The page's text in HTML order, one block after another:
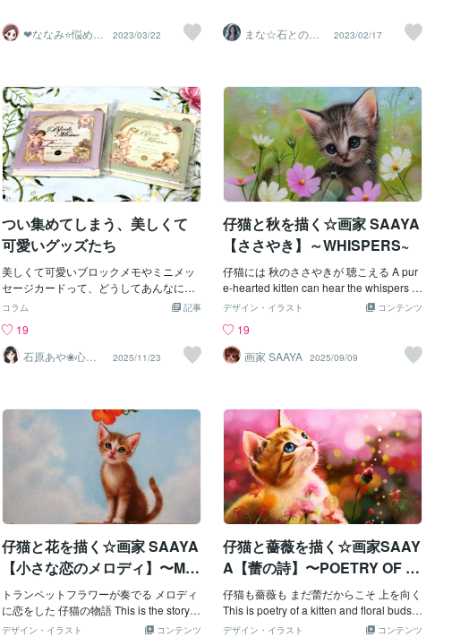
始まった 娘ちゃんについて ブログに書き
たいと 思います😌 よろしくお願いいたし
った娘ちゃん😁 ママ “おへそまでない
なぃ～して😊” と言うとおへそまで スボ
ンをあげられるように なりましたが👏 後
ろを向くと “オムツ丸見え😆”です❤ かわ
いい✨😁✨娘ちゃん ママ大好きな娘ちゃ
ん😍 ご飯🍙の準備をしていると ズボン👖
を脱ぎだします😖 最近、暖かくなってき
たので いいのですが 風邪を引かないかマ
マは心配です😣 準備に時間がかかってし
まう時は “オムツ”まで脱いでしまいます
😲 一緒に遊び始めると スボン👖をはいて
くれるので ママにかまって欲しくて やっ
ているみたいです😓 困った娘ちゃんです
が😤 かわいくてたまりません💕 だいぶ暖
かくなってきて たくさんのお花🌸や たく
さんの緑🌿が出てきて 気持ちがいいです
ね✨ ⬆️公園に咲いていました 気分転
換に少しお散歩して みませんか？ 綺麗な
m ななみ❤️
❤ななみ⭐悩める
あなたの1番の味
2023/03/22
あと少しでお花が咲きそうです(*^^*)どう
やら紫と白のようですね♡なのでクロッ
癒す色で、ヒーリング効果がアップする
とか♡そして紫。対人関係に良く、南側
に植えたり、お花を飾ると良いそうです
✨たまたま我が家では南側に植えていま
したが、まさか植える場所も良いとは思
っていませんでした( ´艸｀)早く開花が楽
しみです✨┈┈┈┈┈┈┈ ❁ ❁ ❁ ┈┈┈
┈┈┈┈┈紫といえば、こちらのアチュ
ーメントメニューにも共通✨シルバーバ
イオレットフレイムはこんなエネルギー♥
💮イライラや不安、ネガティブな感情の
浄化💮オーラやチャクラの浄化にも💮一
日の終わり、寝る前に♡私もかなり多用
していますが、使った後はスッキリする
のか、リラックスもできます♡┈┈┈┈
┈┈┈ ❁ ❁ ❁ ┈┈┈┈┈┈┈┈お花好き
さんにはこちらがおススメ♡フェアリー
ブルームヒーリングはこんなエネルギー♥
アロマやハーブのスピリチュアル的な活
用法が知りたい妖精と繋がり、あなただ
けのシンボルフラワーをもらう事ができ
ますよ✨ハーブやアロマオイルを、スピ
リチュアル的に活用するマニュアルもプ
レゼント♡┈┈┈┈┈┈┈ ❁ ❁ ❁ ┈┈┈
┈┈┈┈┈アチューメントって何？どう
すればいいの？と
まな☆石との絆
を整える占い師
2023/02/17
つい集めてしまう、美しくて
可愛いグッズたち
美しくて可愛いブロックメモやミニメッ
セージカードって、どうしてあんなに心
をくすぐるのでしょう✨ 100円ショップ
しまう“ときめきアイテム”です。 最近の
お気に入りは、アンティーク調の可愛い
天使が描かれたブロックメモ（画像
分が上がります。 誰かに渡すと、「可愛
い～♪」と喜ばれることも。 そしてもう
ひとつは、花のミニメッセージカード。
名刺サイズでも存在感があって、プレゼ
ントに添えると、ちょっぴり特別感を演
出してくれます。 自分の部屋に飾っても
よし、誰かへのメッセージに添えてもよ
し。 こういうものって、見ているだけで
心に彩りを与えてくれますよね💖
記事
コラム
19
石原あや❀心に
寄り添う時間
2025/11/23
仔猫と秋を描く☆画家 SAAYA
【ささやき】～WHISPERS~
仔猫には 秋のささやきが 聴こえる A pur
e-hearted kitten can hear the whispers of
flowers.作品画像【ささやき】はコンテン
contents_market/pictures/cmej1i96k00le
6q0hku5pf6ym◎猫好きな女流画家への
猫作品の御依頼は
コンテンツ
デザイン・イラスト
19
画家 SAAYA 2025/09/09
仔猫と花を描く☆画家 SAAYA
【小さな恋のメロディ】〜ME
LODY〜
トランペットフラワーが奏でる メロディ
に恋をした 仔猫の物語 This is the story of
a kitten who fell in love with the music pla
コンテンツ
デザイン・イラスト
仔猫と薔薇を描く☆画家SAAY
A【蕾の詩】〜POETRY OF B
UDS〜
仔猫も薔薇も まだ蕾だからこそ 上を向く
This is poetry of a kitten and floral buds.
作品画像【蕾の詩】はコンテンツマーケ
コンテンツ
デザイン・イラスト